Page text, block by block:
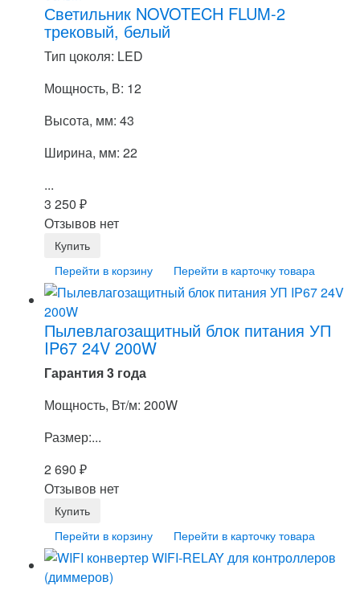
Светильник NOVOTECH FLUM-2
трековый, белый
Тип цоколя: LED
Мощность, В: 12
Высота, мм: 43
Ширина, мм: 22
...
3 250 ₽
Отзывов нет
Перейти в корзину Перейти в карточку товара
Пылевлагозащитный блок питания УП
IP67 24V 200W
Гарантия 3 года
Мощность, Вт/м: 200W
Размер:...
2 690 ₽
Отзывов нет
Перейти в корзину Перейти в карточку товара